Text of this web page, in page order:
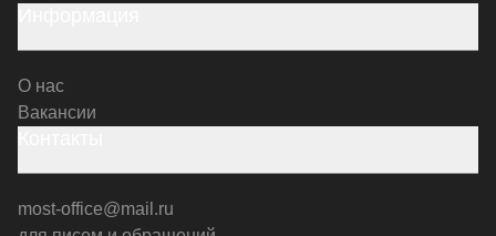
О нас
Вакансии
most-office@mail.ru